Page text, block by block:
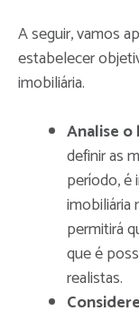
A seguir, vamos
estabelecer
imobiliária.
Analise
definir as
período, é
imobiliária
permitirá
que é
realistas.